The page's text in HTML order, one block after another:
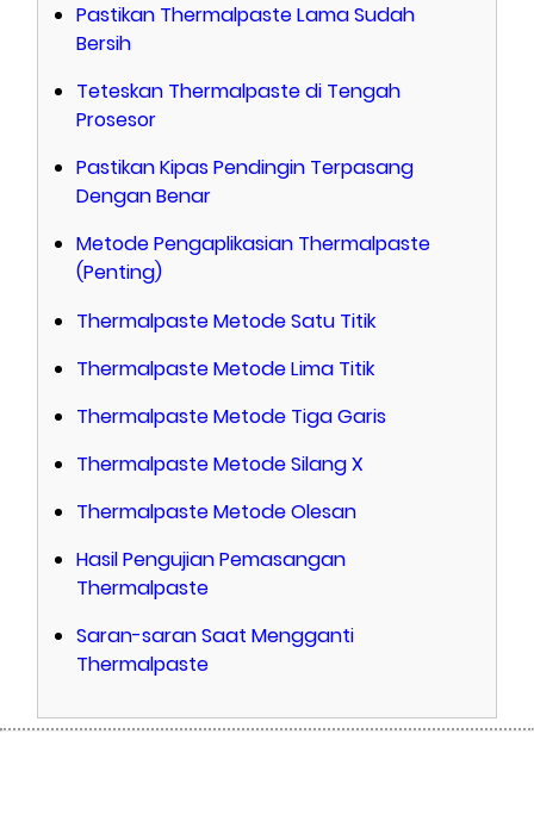
Pastikan Thermalpaste Lama Sudah
Bersih
Teteskan Thermalpaste di Tengah
Prosesor
Pastikan Kipas Pendingin Terpasang
Dengan Benar
Metode Pengaplikasian Thermalpaste
(Penting)
Thermalpaste Metode Satu Titik
Thermalpaste Metode Lima Titik
Thermalpaste Metode Tiga Garis
Thermalpaste Metode Silang X
Thermalpaste Metode Olesan
Hasil Pengujian Pemasangan
Thermalpaste
Saran-saran Saat Mengganti
Thermalpaste